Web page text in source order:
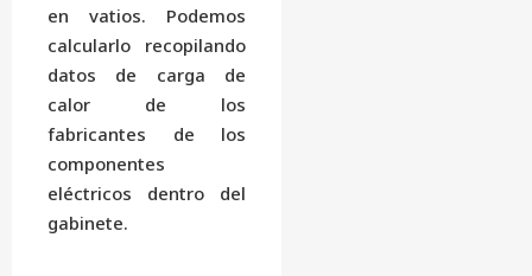
en vatios. Podemos
calcularlo recopilando
datos de carga de
calor de los
fabricantes de los
componentes
eléctricos dentro del
gabinete.